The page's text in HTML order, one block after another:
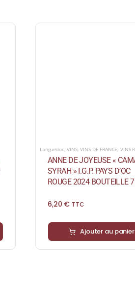
Languedoc ,VINS,VINS DE FRANCE ,VINS
ANNE DE JOYEUSE «
SYRAH » I.G.P. PAYS D’OC
ROUGE 2024 BOUTEILLE
6,20 € TTC
Ajouter au panier